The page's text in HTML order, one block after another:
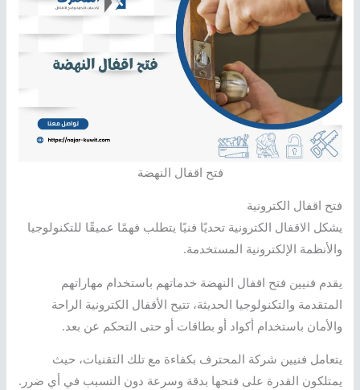
فتح اقفال النهضة
فتح اقفال الكترونية
يشكل الاقفال الكترونية تحديًا فنيًا يتطلب فهمًا عميقًا للتكنولوجيا
والأنظمة الإلكترونية المستخدمة.
يقدم فنيين فتح اقفال النهضة خدماتهم باستخدام مهاراتهم
المتقدمة والتكنولوجيا الحديثة، تتيح الأقفال الكترونية الراحة
والأمان باستخدام أكواد أو بطاقات أو حتى التحكم عن بعد.
يتعامل فنيين شركة المحترف بكفاءة مع تلك التقنيات، حيث
يمتلكون القدرة على فتحها بدقة وسرعة دون التسبب في أي ضرر.